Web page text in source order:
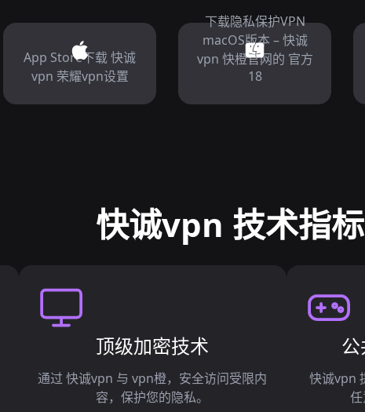
App Store下载 快诚
vpn 荣耀vpn设置
下载隐私保护VPN
macOS版本 – 快诚
vpn 快橙官网的 官方
18
快诚vpn 技术指
顶级加密技术
通过 快诚vpn 与 vpn橙，安全访问受限内
容，保护您的隐私。
快诚vpn
任